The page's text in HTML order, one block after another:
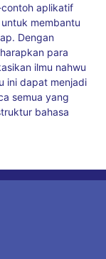
aplikatif
membantu
Dengan
para
ilmu nahwu
ini dapat menjadi
semua yang
bahasa